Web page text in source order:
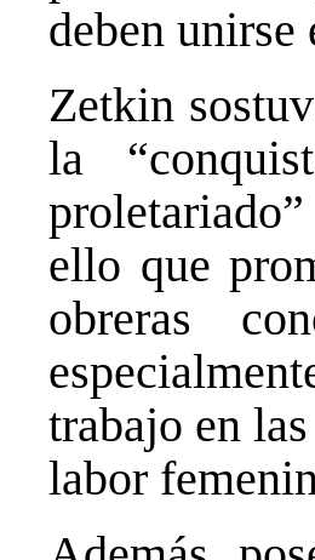
deben
Zetkin
la
ello que
obreras
trabajo en
labor